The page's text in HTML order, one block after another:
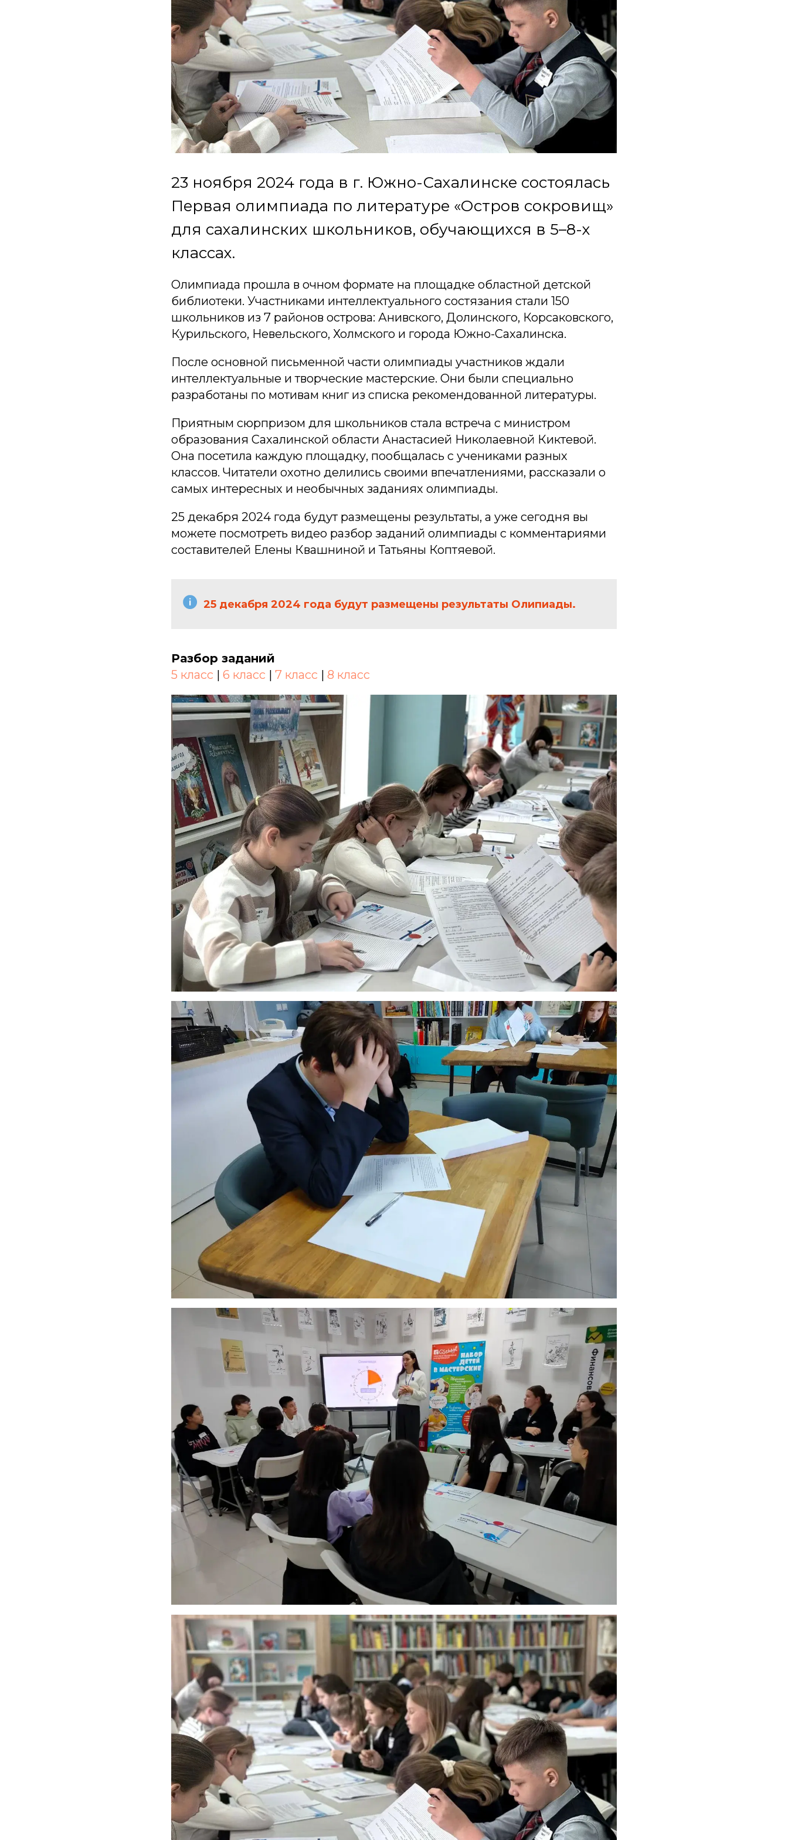
23 ноября 2024 года в г. Южно-Сахалинске состоялась
Первая олимпиада по литературе «Остров сокровищ»
для сахалинских школьников, обучающихся в 5–8-х
классах.
Олимпиада прошла в очном формате на площадке областной детской
библиотеки. Участниками интеллектуального состязания стали 150
школьников из 7 районов острова: Анивского, Долинского, Корсаковского,
Курильского, Невельского, Холмского и города Южно-Сахалинска.
После основной письменной части олимпиады участников ждали
интеллектуальные и творческие мастерские. Они были специально
разработаны по мотивам книг из списка рекомендованной литературы.
Приятным сюрпризом для школьников стала встреча с министром
образования Сахалинской области Анастасией Николаевной Киктевой.
Она посетила каждую площадку, пообщалась с учениками разных
классов. Читатели охотно делились своими впечатлениями, рассказали о
самых интересных и необычных заданиях олимпиады.
25 декабря 2024 года будут размещены результаты, а уже сегодня вы
можете посмотреть видео разбор заданий олимпиады с комментариями
составителей Елены Квашниной и Татьяны Коптяевой.
25 декабря 2024 года будут размещены результаты Олипиады.
Разбор заданий
5 класс | 6 класс | 7 класс | 8 класс